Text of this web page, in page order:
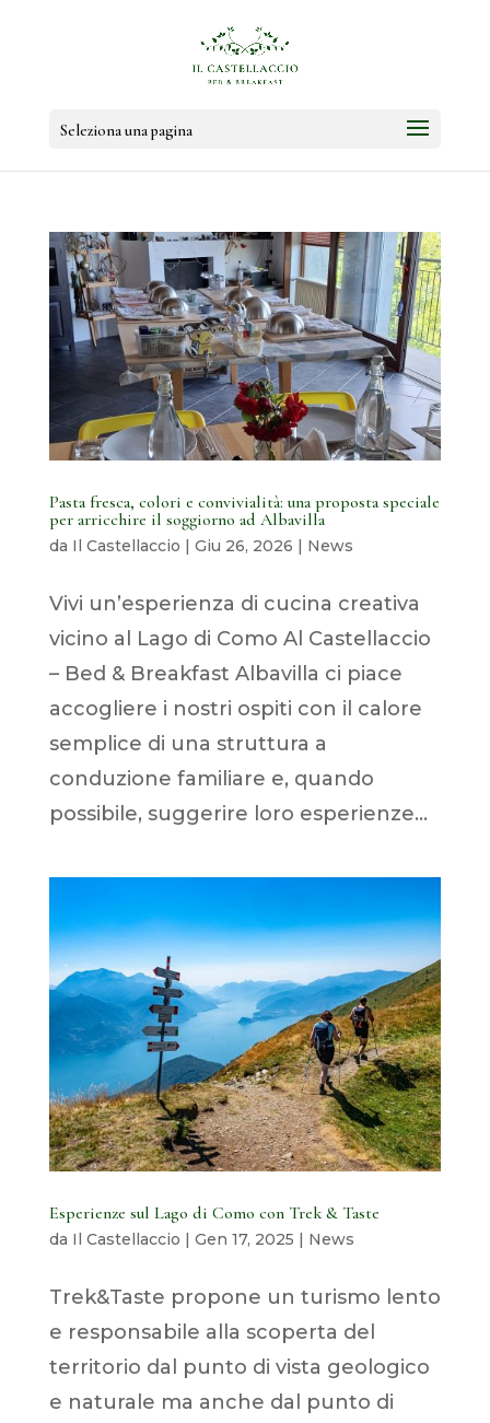
Seleziona una pagina
Pasta fresca, colori e convivialità: una proposta speciale
per arricchire il soggiorno ad Albavilla
da Il Castellaccio | Giu 26, 2026 | News
Vivi un’esperienza di cucina creativa
vicino al Lago di Como Al Castellaccio
– Bed & Breakfast Albavilla ci piace
accogliere i nostri ospiti con il calore
semplice di una struttura a
conduzione familiare e, quando
possibile, suggerire loro esperienze...
Esperienze sul Lago di Como con Trek & Taste
da Il Castellaccio | Gen 17, 2025 | News
Trek&Taste propone un turismo lento
e responsabile alla scoperta del
territorio dal punto di vista geologico
e naturale ma anche dal punto di